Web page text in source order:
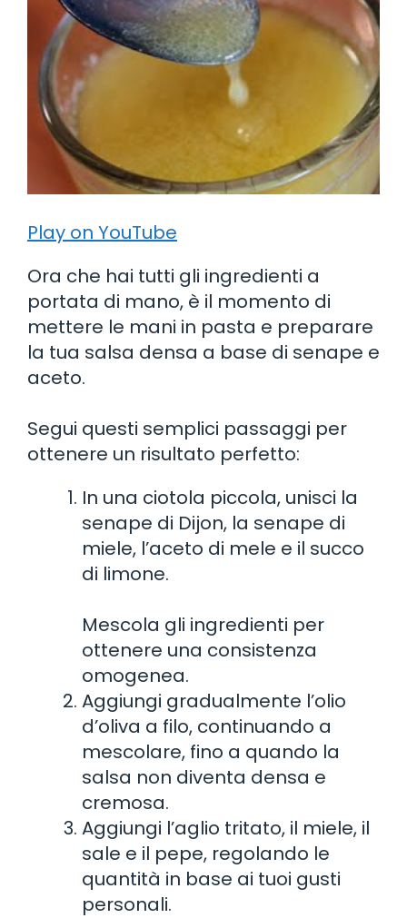
Play on YouTube
Ora che hai tutti gli ingredienti a
portata di mano, è il momento di
mettere le mani in pasta e preparare
la tua salsa densa a base di senape e
aceto.
Segui questi semplici passaggi per
ottenere un risultato perfetto:
In una ciotola piccola, unisci la
senape di Dijon, la senape di
miele, l’aceto di mele e il succo
di limone.
Mescola gli ingredienti per
ottenere una consistenza
omogenea.
Aggiungi gradualmente l’olio
d’oliva a filo, continuando a
mescolare, fino a quando la
salsa non diventa densa e
cremosa.
Aggiungi l’aglio tritato, il miele, il
sale e il pepe, regolando le
quantità in base ai tuoi gusti
personali.